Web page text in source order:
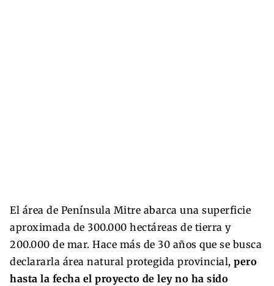
El área de Península Mitre abarca una superficie
aproximada de 300.000 hectáreas de tierra y
200.000 de mar. Hace más de 30 años que se busca
declararla área natural protegida provincial, pero
hasta la fecha el proyecto de ley no ha sido